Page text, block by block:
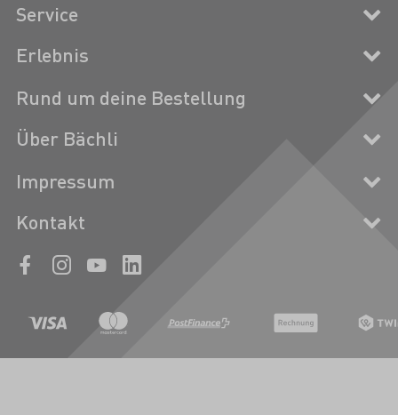
Service
Erlebnis
Rund um deine Bestellung
Über Bächli
Impressum
Kontakt